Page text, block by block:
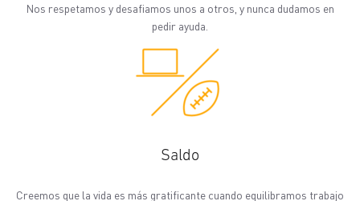
Nos respetamos y desafiamos unos a otros, y nunca dudamos en
pedir ayuda.
Saldo
Creemos que la vida es más gratificante cuando equilibramos trabajo